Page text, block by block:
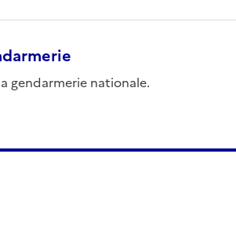
gendarmerie nationale.